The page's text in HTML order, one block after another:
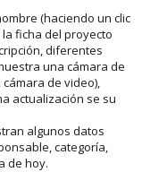
(haciendo un clic
ficha del proyecto
diferentes
una cámara de
de video),
actualización se su
algunos datos
categoría,
de hoy.